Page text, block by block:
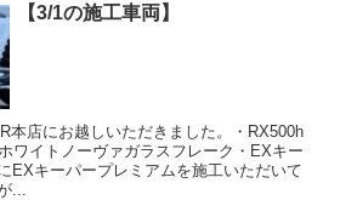
【3/1の施工車両】
本店にお越しいただきました。・RX500h
ワイトノーヴァガラスフレーク・EXキー
EXキーパープレミアムを施工いただいて
...